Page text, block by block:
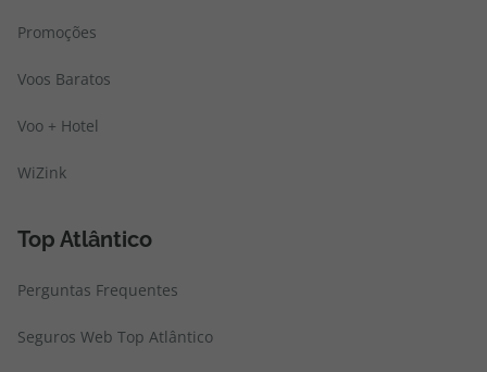
Promoções
Voos Baratos
Voo + Hotel
WiZink
Top Atlântico
Perguntas Frequentes
Seguros Web Top Atlântico